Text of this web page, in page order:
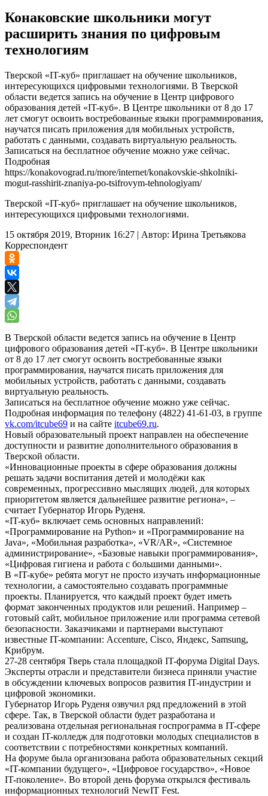
Конаковские школьники могут
расширить знания по цифровым
технологиям
Тверской «IT-куб» приглашает на обучение школьников,
интересующихся цифровыми технологиями. В Тверской
области ведется запись на обучение в Центр цифрового
образования детей «IT-куб». В Центре школьники от 8 до 17
лет смогут освоить востребованные языки программирования,
научатся писать приложения для мобильных устройств,
работать с данными, создавать виртуальную реальность.
Записаться на бесплатное обучение можно уже сейчас.
Подробная
https://konakovograd.ru/more/internet/konakovskie-shkolniki-
mogut-rasshirit-znaniya-po-tsifrovym-tehnologiyam/
Тверской «IT-куб» приглашает на обучение школьников,
интересующихся цифровыми технологиями.
15 октября 2019, Вторник 16:27 | Автор: Ирина Третьякова
Корреспондент
В Тверской области ведется запись на обучение в Центр
цифрового образования детей «IT-куб». В Центре школьники
от 8 до 17 лет смогут освоить востребованные языки
программирования, научатся писать приложения для
мобильных устройств, работать с данными, создавать
виртуальную реальность.
Записаться на бесплатное обучение можно уже сейчас.
Подробная информация по телефону (4822) 41-61-03, в группе
vk.com/itcube69 и на сайте itcube69.ru.
Новый образовательный проект направлен на обеспечение
доступности и развитие дополнительного образования в
Тверской области.
«Инновационные проекты в сфере образования должны
решать задачи воспитания детей и молодёжи как
современных, прогрессивно мыслящих людей, для которых
приоритетом является дальнейшее развитие региона», –
считает Губернатор Игорь Руденя.
«IT-куб» включает семь основных направлений:
«Программирование на Python» и «Программирование на
Java», «Мобильная разработка», «VR/AR», «Системное
администрирование», «Базовые навыки программирования»,
«Цифровая гигиена и работа с большими данными».
В «IT-кубе» ребята могут не просто изучать информационные
технологии, а самостоятельно создавать программные
проекты. Планируется, что каждый проект будет иметь
формат законченных продуктов или решений. Например –
готовый сайт, мобильное приложение или программа сетевой
безопасности. Заказчиками и партнерами выступают
известные IT-компании: Accenture, Cisco, Яндекс, Samsung,
Крибрум.
27-28 сентября Тверь стала площадкой IT-форума Digital Days.
Эксперты отрасли и представители бизнеса приняли участие
в обсуждении ключевых вопросов развития IT-индустрии и
цифровой экономики.
Губернатор Игорь Руденя озвучил ряд предложений в этой
сфере. Так, в Тверской области будет разработана и
реализована отдельная региональная госпрограмма в IT-сфере
и создан IT-колледж для подготовки молодых специалистов в
соответствии с потребностями конкретных компаний.
На форуме была организована работа образовательных секций
«IT-компании будущего», «Цифровое государство», «Новое
IT-поколение». Во второй день форума открылся фестиваль
информационных технологий NewIT Fest.